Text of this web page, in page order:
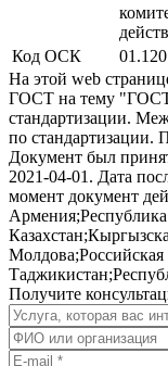
Код ОСК
01.120
На этой web
ГОСТ на тему "ГОСТ
стандартизации.
по стандартизации.
Документ был
2021-04-01. Дата
момент документ
Получите